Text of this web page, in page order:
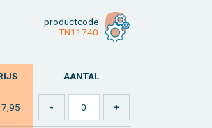
product­code
TN11740
AAN­TAL